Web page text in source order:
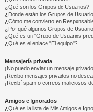
¿Qué son los Grupos de Usuarios?
¿Donde están los Grupos de
¿Cómo me convierto en
¿Por qué algunos Grupos de
¿Qué es un "Grupo de Usuarios
¿Qué es el enlace "El equipo"?
Mensajería privada
¡No puedo enviar un mensaje
¡Recibo mensajes privados no
¡Recibí spam o correos maliciosos
Amigos e Ignorados
¿Qué es la lista de Mis Amigos e